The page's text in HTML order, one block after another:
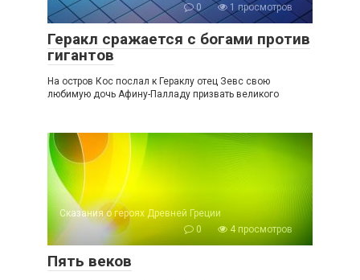
0
1 просмотров
Геракл сражается с богами против
гигантов
На остров Кос послал к Гераклу отец Зевс свою
любимую дочь Афину-Палладу призвать великого
Сказания о героях Древней Греции
0
4 просмотров
Пять веков